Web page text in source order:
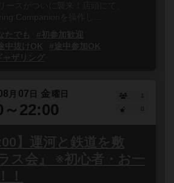
ースがついに襲来！店頭にて、
Companionを操作し...
たでも
#初参加歓迎
中抜けOK
#途中参加OK
ザリング
月 07 日 金曜日
～22:00
1
】運河と鉄道を敷
ス会』 ※初心者・お一
！